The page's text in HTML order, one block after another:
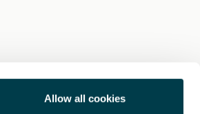
Allow all cookies